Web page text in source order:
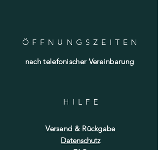
ÖFFNUNGSZEITE N
nach telefonischer Vereinbarung
HILF E
Versand & Rückgabe
Datenschutz